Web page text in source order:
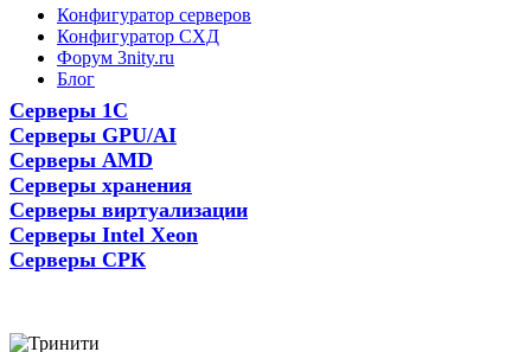
Конфигуратор серверов
Конфигуратор СХД
Форум 3nity.ru
Блог
Серверы 1С
Серверы GPU/AI
Серверы AMD
Серверы хранения
Серверы виртуализации
Серверы Intel Xeon
Серверы СРК